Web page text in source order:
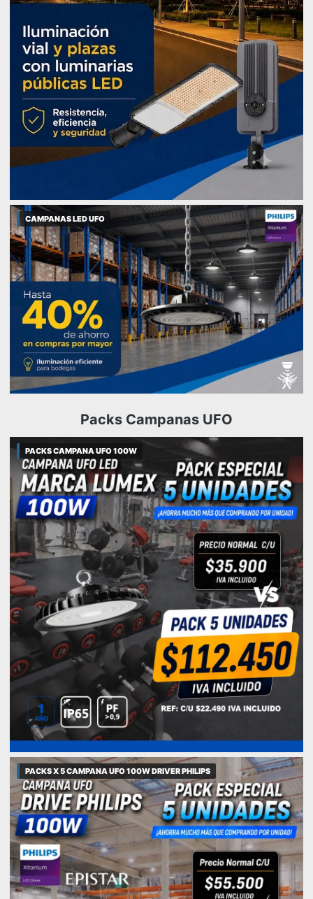
CAMPANAS LED UFO
Packs Campanas UFO
PACKS CAMPANA UFO 100W
PACKS X 5 CAMPANA UFO 100W DRIVER PHILIPS